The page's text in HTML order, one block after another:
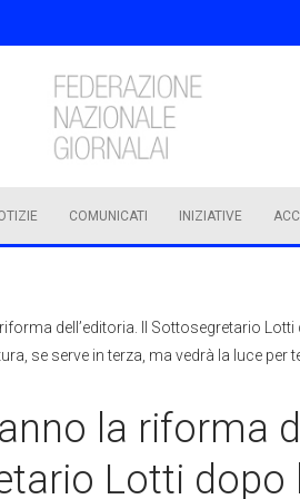
COMUNICATI INIZIATIVE
dell’editoria. Il Sottosegretario
se serve in terza, ma vedrà la luce per
la riforma
Lotti dopo